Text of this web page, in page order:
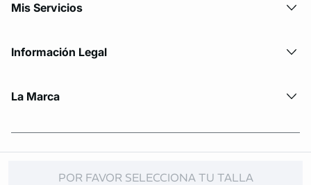
POR FAVOR SELECCIONA TU TALLA
Mis Servicios
Información Legal
La Marca